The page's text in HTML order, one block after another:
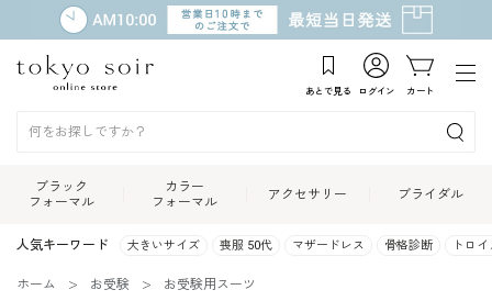
あとで見る ログイン カート
ブラック
フォーマル
カラー
フォーマル
アクセサリー ブライダル
人気キーワード 大きいサイズ 喪服 50代 マザードレス 骨格診断 トロ
ホーム お受験 お受験用スーツ